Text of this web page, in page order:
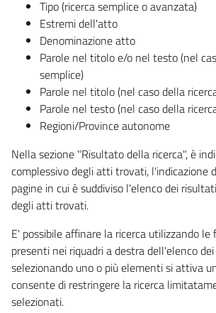
Tipo (ricerca semplice o avanzata)
Estremi dell'atto
Denominazione atto
Parole nel titolo e/o nel testo (nel
semplice)
Parole nel titolo (nel caso della
Parole nel testo (nel caso della
Regioni/Province autonome
Nella sezione "Risultato della ricerca", è
complessivo degli atti trovati, l'indicazione
pagine in cui è suddiviso l'elenco dei
degli atti trovati.
E' possibile affinare la ricerca utilizzando
presenti nei riquadri a destra dell'elenco
selezionando uno o più elementi si attiva
consente di restringere la ricerca
selezionati.